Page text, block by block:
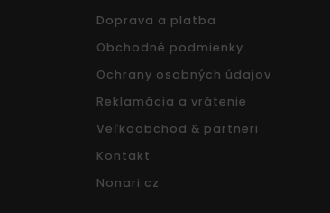
Doprava a platba
Obchodné podmienky
Ochrany osobných údajov
Reklamácia a vrátenie
Veľkoobchod & partneri
Kontakt
Nonari.cz